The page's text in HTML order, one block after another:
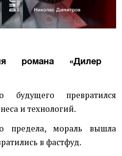
романа «Дилер
будущего превратился
и технологий.
предела, мораль вышла
в фастфуд.